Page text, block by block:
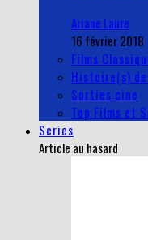
Ariane Laure
16 février 2018
Films
Histoire(s)
Sorties cine
Top Films et
Series
Article au hasard